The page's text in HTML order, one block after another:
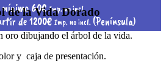
mínimo 60€Imp. no incl.
de 1200€ Imp. no incl. (Península)
de la Vida Dorado
oro dibujando el árbol de la vida.
y caja de presentación.